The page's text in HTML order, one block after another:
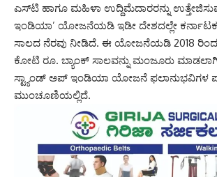
ಎಸ್‌ಟಿ ಹಾಗೂ ಮಹಿಳಾ ಉದ್ದಿಮೆದಾರರನ್ನು
ಇಂಡಿಯಾ’ ಯೋಜನೆಯಡಿ ಇಡೀ ದೇಶದಲ್ಲೇ ಕರ್ನಾಟಕ
ಸಾಲದ ನೆರವು ನೀಡಿದೆ. ಈ ಯೋಜನೆಯಡಿ 2018 ರಿಂದ
ಕೋಟಿ ರೂ. ಬ್ಯಾಂಕ್‌ ಸಾಲವನ್ನು ಮಂಜೂರು
ಸ್ಟ್ಯಾಂಡ್‌ ಅಪ್‌ ಇಂಡಿಯಾ ಯೋಜನೆ ಫಲಾನುಭವಿಗಳ
ಮುಂಚೂಣಿಯಲ್ಲಿದೆ.